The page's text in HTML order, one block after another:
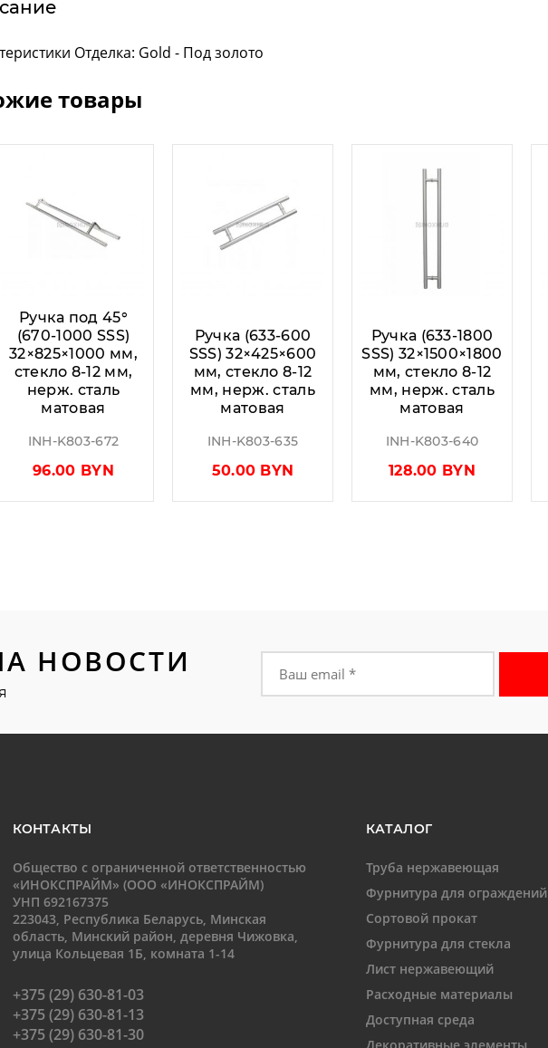
Отделка: Gold - Под золото
товары
Ручка под 45°
(670-1000 SSS)
32×825×1000 мм,
стекло 8-12 мм,
нерж. сталь
матовая
INH-K803-672
96.00 BYN
Ручка (633-600
SSS) 32×425×600
мм, стекло 8-12
мм, нерж. сталь
матовая
INH-K803-635
50.00 BYN
Ручка (633-1800
SSS) 32×1500×1800
мм, стекло 8-12
мм, нерж. сталь
матовая
INH-K803-640
128.00 BYN
НОВОСТИ
Форма подписки на новости
КОНТАКТЫ
Общество с ограниченной ответственностью
«ИНОКСПРАЙМ» (ООО «ИНОКСПРАЙМ)
УНП 692167375
223043, Республика Беларусь, Минская
область, Минский район, деревня Чижовка,
улица Кольцевая 1Б, комната 1-14
+375 (29) 630-81-03
+375 (29) 630-81-13
+375 (29) 630-81-30
КАТАЛОГ
Труба нержавеющая
Фурнитура для ограждений
Сортовой прокат
Фурнитура для стекла
Лист нержавеющий
Расходные материалы
Доступная среда